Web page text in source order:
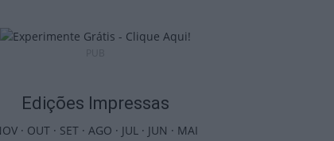
Edições Impressas
· OUT· SET· AGO · JUL· JUN · MAI